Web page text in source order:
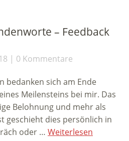
– Feedback
0 Kommentare
bedanken sich am Ende
Meilensteins bei mir. Das
Belohnung und mehr als
geschieht dies persönlich in
oder … Weiterlesen